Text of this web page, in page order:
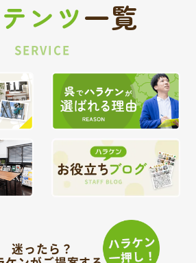
ンツ一覧
SERVICE
迷ったら？